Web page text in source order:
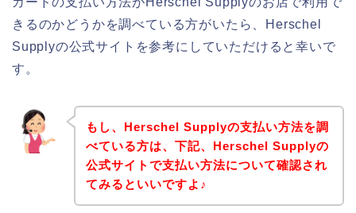
きるのかどうかを調べている方がいたら、Herschel
Supplyの公式サイトを参考にしていただけると幸いで
す。
もし、Herschel Supplyの支払い方法を調
べている方は、下記、Herschel Supplyの
公式サイトで支払い方法について確認され
てみるといいですよ♪